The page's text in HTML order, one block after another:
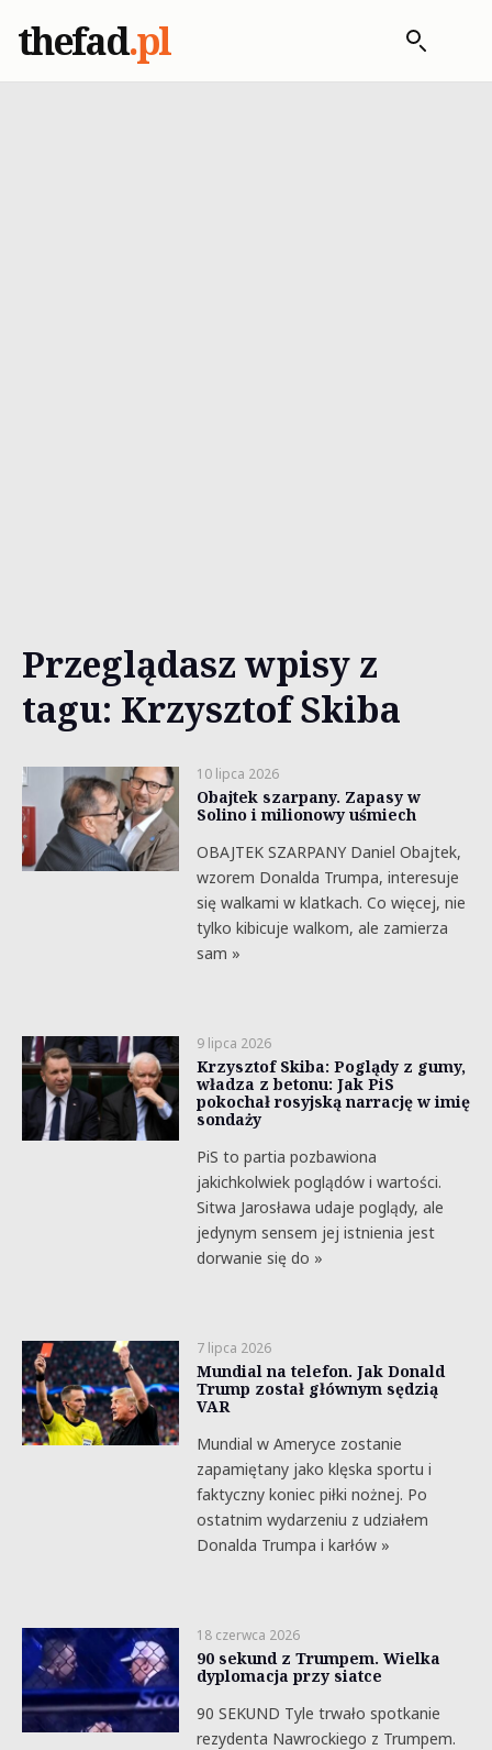
thefad.pl
Przeglądasz wpisy z
tagu: Krzysztof Skiba
10 lipca 2026
Obajtek szarpany. Zapasy w
Solino i milionowy uśmiech
OBAJTEK SZARPANY Daniel Obajtek,
wzorem Donalda Trumpa, interesuje
się walkami w klatkach. Co więcej, nie
tylko kibicuje walkom, ale zamierza
sam »
9 lipca 2026
Krzysztof Skiba: Poglądy z gumy,
władza z betonu: Jak PiS
pokochał rosyjską narrację w imię
sondaży
PiS to partia pozbawiona
jakichkolwiek poglądów i wartości.
Sitwa Jarosława udaje poglądy, ale
jedynym sensem jej istnienia jest
dorwanie się do »
7 lipca 2026
Mundial na telefon. Jak Donald
Trump został głównym sędzią
VAR
Mundial w Ameryce zostanie
zapamiętany jako klęska sportu i
faktyczny koniec piłki nożnej. Po
ostatnim wydarzeniu z udziałem
Donalda Trumpa i karłów »
18 czerwca 2026
90 sekund z Trumpem. Wielka
dyplomacja przy siatce
90 SEKUND Tyle trwało spotkanie
rezydenta Nawrockiego z Trumpem.